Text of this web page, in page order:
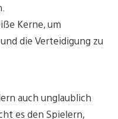
Kerne, um
die Verteidigung zu
auch unglaublich
es den Spielern,